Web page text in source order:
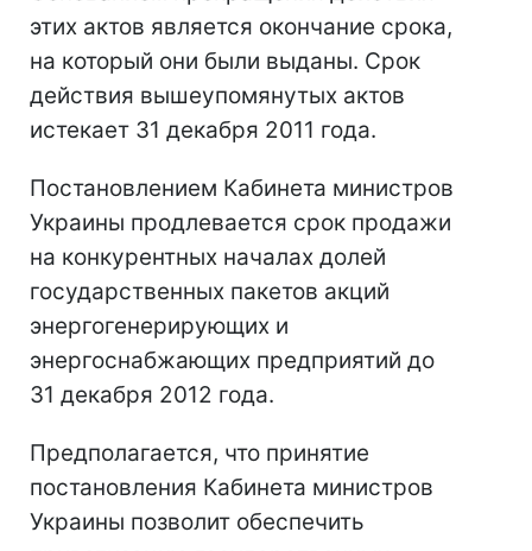
этих актов является окончание срока,
на который они были выданы. Срок
действия вышеупомянутых актов
истекает 31 декабря 2011 года.
Постановлением Кабинета министров
Украины продлевается срок продажи
на конкурентных началах долей
государственных пакетов акций
энергогенерирующих и
энергоснабжающих предприятий до
31 декабря 2012 года.
Предполагается, что принятие
постановления Кабинета министров
Украины позволит обеспечить